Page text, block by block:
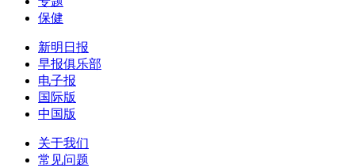
保健
新明日报
早报俱乐部
电子报
国际版
中国版
关于我们
常见问题